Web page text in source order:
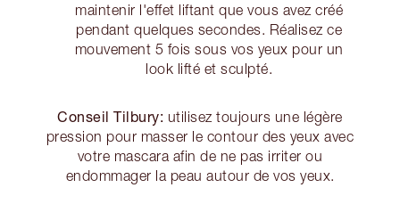
maintenir l'effet liftant que vous avez créé
pendant quelques secondes. Réalisez ce
mouvement 5 fois sous vos yeux pour un
look lifté et sculpté.
Conseil Tilbury: utilisez toujours une légère
pression pour masser le contour des yeux avec
votre mascara afin de ne pas irriter ou
endommager la peau autour de vos yeux.